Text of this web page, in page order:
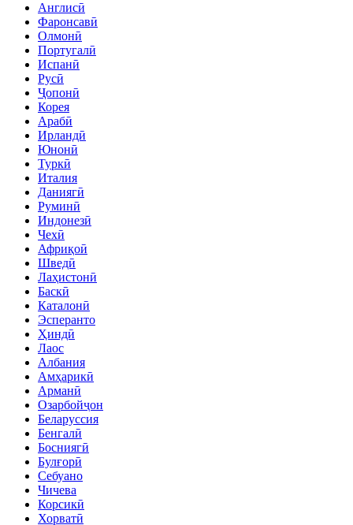
Англисӣ
Фаронсавӣ
Олмонӣ
Португалӣ
Испанӣ
Русӣ
Ҷопонӣ
Корея
Арабӣ
Ирландӣ
Юнонӣ
Туркӣ
Италия
Даниягӣ
Руминӣ
Индонезӣ
Чехӣ
Африқоӣ
Шведӣ
Лаҳистонӣ
Баскӣ
Каталонӣ
Эсперанто
Ҳиндӣ
Лаос
Албания
Амҳарикӣ
Арманӣ
Озарбойҷон
Беларуссия
Бенгалӣ
Босниягӣ
Булғорӣ
Себуано
Чичева
Корсикӣ
Хорватӣ